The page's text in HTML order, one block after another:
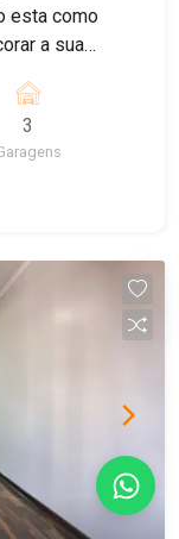
esta como
a sua
3